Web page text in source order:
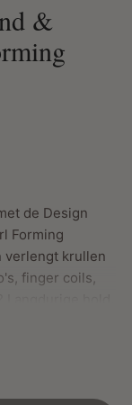
&
de Design
Forming
verlengt krullen
finger coils,